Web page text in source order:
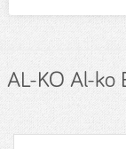
AL-KO Al-ko